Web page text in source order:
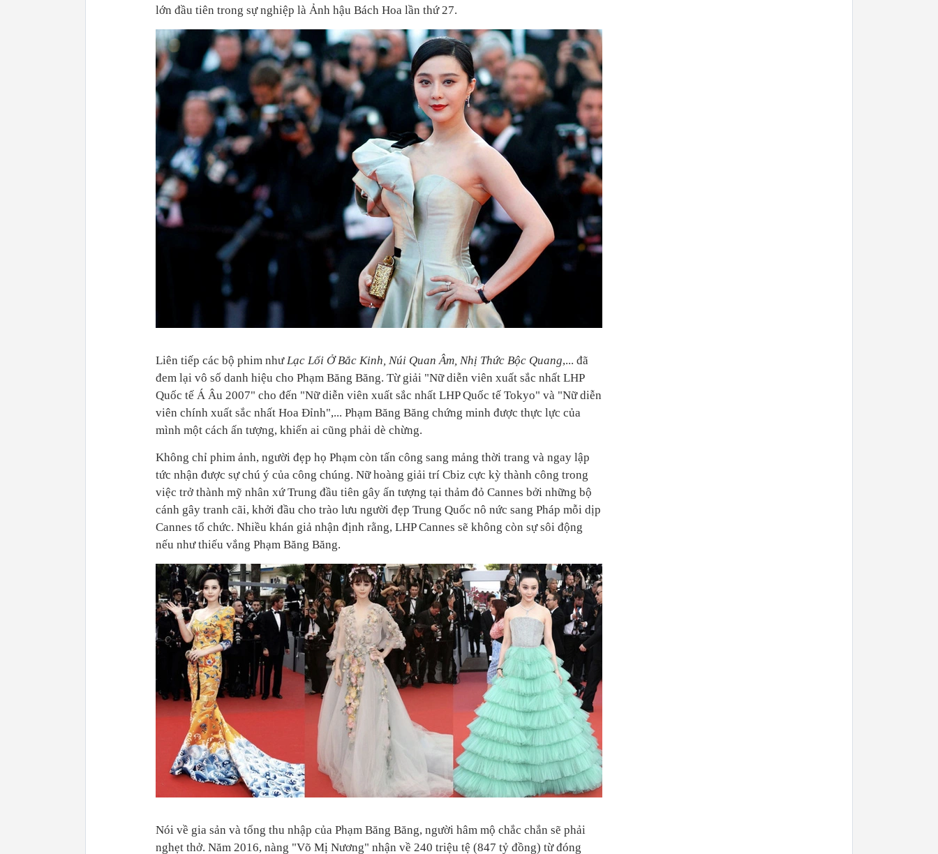
lớn đầu tiên trong sự nghiệp là Ảnh hậu Bách Hoa lần thứ 27.
Liên tiếp các bộ phim nhưLạc Lối Ở Bắc Kinh, Núi Quan Âm, Nhị Thức Bộc Quang,... đã
đem lại vô số danh hiệu cho Phạm Băng Băng. Từ giải "Nữ diễn viên xuất sắc nhất LHP
Quốc tế Á Âu 2007" cho đến "Nữ diễn viên xuất sắc nhất LHP Quốc tế Tokyo" và "Nữ diễn
viên chính xuất sắc nhất Hoa Đỉnh",... Phạm Băng Băng chứng minh được thực lực của
mình một cách ấn tượng, khiến ai cũng phải dè chừng.
Không chỉ phim ảnh, người đẹp họ Phạm còn tấn công sang mảng thời trang và ngay lập
tức nhận được sự chú ý của công chúng. Nữ hoàng giải trí Cbiz cực kỳ thành công trong
việc trở thành mỹ nhân xứ Trung đầu tiên gây ấn tượng tại thảm đỏ Cannes bởi những bộ
cánh gây tranh cãi, khởi đầu cho trào lưu người đẹp Trung Quốc nô nức sang Pháp mỗi dịp
Cannes tổ chức. Nhiều khán giả nhận định rằng, LHP Cannes sẽ không còn sự sôi động
nếu như thiếu vắng Phạm Băng Băng.
Nói về gia sản và tổng thu nhập của Phạm Băng Băng, người hâm mộ chắc chắn sẽ phải
nghẹt thở. Năm 2016, nàng "Võ Mị Nương" nhận về 240 triệu tệ (847 tỷ đồng) từ đóng